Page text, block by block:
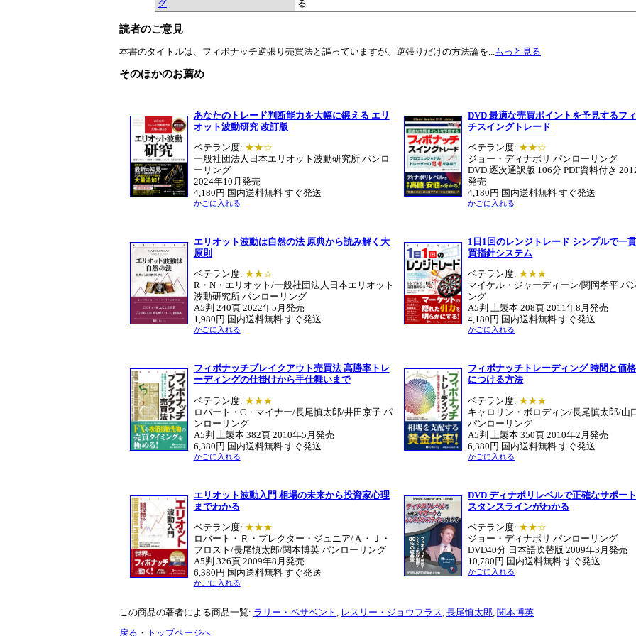
グ
る
読者のご意見
本書のタイトルは、フィボナッチ逆張り売買法と謳っていますが、逆張りだけの方法論を... もっと見る
そのほかのお薦め
あなたのトレード判断能力を大幅に鍛える エリ
オット波動研究 改訂版
ベテラン度: ★★☆
一般社団法人日本エリオット波動研究所 パンロ
ーリング
2024年10月発売
4,180円 国内送料無料 すぐ発送
かごに入れる
DVD 最適な売買ポイントを予見するフ
チスイングトレード
ベテラン度: ★★☆
ジョー・ディナポリ パンローリング
DVD 逐次通訳版 106分 PDF資料付き
発売
4,180円 国内送料無料 すぐ発送
かごに入れる
エリオット波動は自然の法 原典から読み解く大
原則
ベテラン度: ★★☆
R・N・エリオット/一般社団法人日本エリオット
波動研究所 パンローリング
A5判 240頁 2022年5月発売
1,980円 国内送料無料 すぐ発送
かごに入れる
1日1回のレンジトレード シンプルで一
買指針システム
ベテラン度: ★★★
マイケル・ジャーディーン/関岡孝平 パ
ング
A5判 上製本 208頁 2011年8月発売
4,180円 国内送料無料 すぐ発送
かごに入れる
フィボナッチブレイクアウト売買法 高勝率トレ
ーディングの仕掛けから手仕舞いまで
ベテラン度: ★★★
ロバート・C・マイナー/長尾慎太郎/井田京子 パ
ンローリング
A5判 上製本 382頁 2010年5月発売
6,380円 国内送料無料 すぐ発送
かごに入れる
フィボナッチトレーディング 時間と価
につける方法
ベテラン度: ★★★
キャロリン・ボロディン/長尾慎太郎/山
パンローリング
A5判 上製本 350頁 2010年2月発売
6,380円 国内送料無料 すぐ発送
かごに入れる
エリオット波動入門 相場の未来から投資家心理
までわかる
ベテラン度: ★★★
ロバート・Ｒ・プレクター・ジュニア/Ａ・Ｊ・
フロスト/長尾慎太郎/関本博英 パンローリング
A5判 326頁 2009年8月発売
6,380円 国内送料無料 すぐ発送
かごに入れる
DVD ディナポリレベルで正確なサポー
スタンスラインがわかる
ベテラン度: ★★☆
ジョー・ディナポリ パンローリング
DVD40分 日本語吹替版 2009年3月発売
10,780円 国内送料無料 すぐ発送
かごに入れる
この商品の著者による商品一覧: ラリー・ペサベント レスリー・ジョウフラス 長尾慎太郎 関本博英
戻る ・ トップページへ